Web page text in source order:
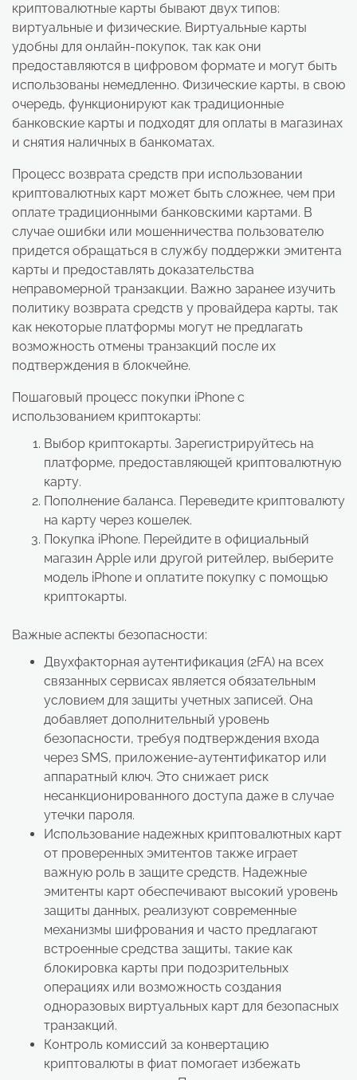
криптовалютные карты бывают двух типов:
виртуальные и физические. Виртуальные карты
удобны для онлайн-покупок, так как они
предоставляются в цифровом формате и могут быть
использованы немедленно. Физические карты, в свою
очередь, функционируют как традиционные
банковские карты и подходят для оплаты в магазинах
и снятия наличных в банкоматах.
Процесс возврата средств при использовании
криптовалютных карт может быть сложнее, чем при
оплате традиционными банковскими картами. В
случае ошибки или мошенничества пользователю
придется обращаться в службу поддержки эмитента
карты и предоставлять доказательства
неправомерной транзакции. Важно заранее изучить
политику возврата средств у провайдера карты, так
как некоторые платформы могут не предлагать
возможность отмены транзакций после их
подтверждения в блокчейне.
Пошаговый процесс покупки iPhone с
использованием криптокарты:
Выбор криптокарты. Зарегистрируйтесь на
платформе, предоставляющей криптовалютную
карту.
Пополнение баланса. Переведите криптовалюту
на карту через кошелек.
Покупка iPhone. Перейдите в официальный
магазин Apple или другой ритейлер, выберите
модель iPhone и оплатите покупку с помощью
криптокарты.
Важные аспекты безопасности:
Двухфакторная аутентификация (2FA) на всех
связанных сервисах является обязательным
условием для защиты учетных записей. Она
добавляет дополнительный уровень
безопасности, требуя подтверждения входа
через SMS, приложение-аутентификатор или
аппаратный ключ. Это снижает риск
несанкционированного доступа даже в случае
утечки пароля.
Использование надежных криптовалютных карт
от проверенных эмитентов также играет
важную роль в защите средств. Надежные
эмитенты карт обеспечивают высокий уровень
защиты данных, реализуют современные
механизмы шифрования и часто предлагают
встроенные средства защиты, такие как
блокировка карты при подозрительных
операциях или возможность создания
одноразовых виртуальных карт для безопасных
транзакций.
Контроль комиссий за конвертацию
криптовалюты в фиат помогает избежать